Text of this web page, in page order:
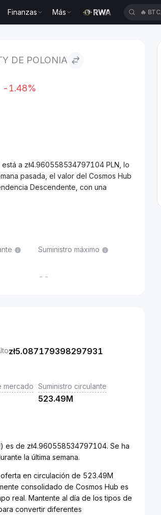
Finanzas Más
DE POLONIA
-1.48%
a zł4.960558534797104 PLN, lo
pasada, el valor del Cosmos Hub
Descendente, con una
Suministro máximo
--
zł5.087179398297931
mercado Suministro circulante
523.49M
es de zł4.960558534797104. Se ha
la última semana.
en circulación de 523.49M
consolidado de Cosmos Hub es
real. Mantente al día de los tipos de
convertir diferentes